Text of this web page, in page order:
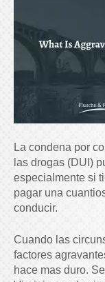
La condena por
las drogas (DUI)
especialmente si
pagar una
conducir.
Cuando las
factores
hace mas duro.